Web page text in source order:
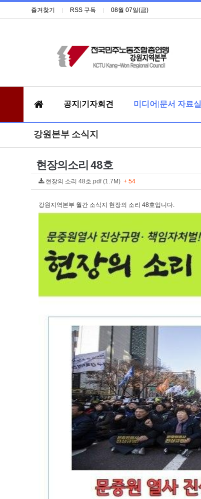
즐겨찾기 RSS 구독 08월 07일(금)
공지|기자회견 미디어|문서 자료실
강원본부 소식지
현장의소리 48호
현장의 소리 48호.pdf (1.7M) + 54
강원지역본부 월간 소식지 현장의 소리 48호입니다.